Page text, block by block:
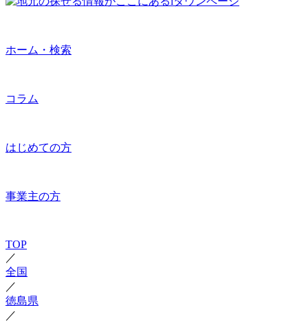
ホーム・検索
コラム
はじめての方
事業主の方
TOP
／
全国
／
徳島県
／